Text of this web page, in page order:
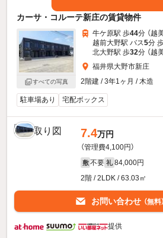
カーサ・コルーテ新庄の賃貸物件
すべての写真
牛ケ原駅 歩44分 （越
越前大野駅 バス5分
北大野駅 歩32分 （越
福井県大野市新庄
2階建 / 3年1ヶ月 / 木造
駐車場あり 宅配ボックス
7.4万円
（管理費4,100円）
敷 不要 礼 84,000円
2階 / 2LDK / 63.03㎡
お問い合わせ （無料）
提供